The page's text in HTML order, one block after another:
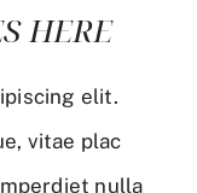
HERE
elit.
vitae plac
nulla